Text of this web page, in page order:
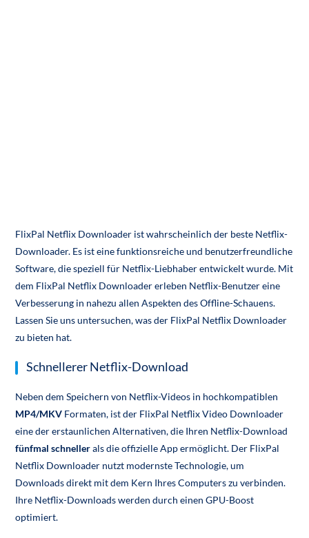
FlixPal Netflix Downloader ist wahrscheinlich der beste Netflix-
Downloader. Es ist eine funktionsreiche und benutzerfreundliche
Software, die speziell für Netflix-Liebhaber entwickelt wurde. Mit
dem FlixPal Netflix Downloader erleben Netflix-Benutzer eine
Verbesserung in nahezu allen Aspekten des Offline-Schauens.
Lassen Sie uns untersuchen, was der FlixPal Netflix Downloader
zu bieten hat.
Schnellerer Netflix-Download
Neben dem Speichern von Netflix-Videos in hochkompatiblen
MP4/MKV Formaten, ist der FlixPal Netflix Video Downloader
eine der erstaunlichen Alternativen, die Ihren Netflix-Download
fünfmal schnellerals die offizielle App ermöglicht. Der FlixPal
Netflix Downloader nutzt modernste Technologie, um
Downloads direkt mit dem Kern Ihres Computers zu verbinden.
Ihre Netflix-Downloads werden durch einen GPU-Boost
optimiert.